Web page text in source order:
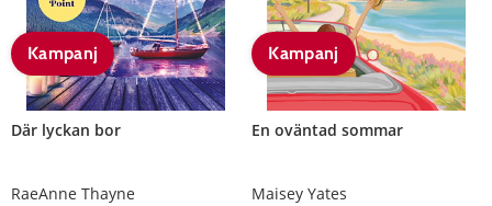
Kampanj
Där lyckan bor
RaeAnne Thayne
Kampanj
En oväntad sommar
Maisey Yates